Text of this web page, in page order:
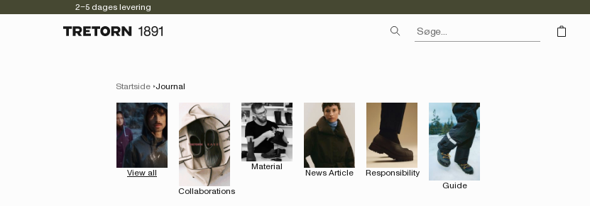
2–5 dages levering
Startside Journal
View all
Collaborations
Material
News Article
Responsibility
Guide